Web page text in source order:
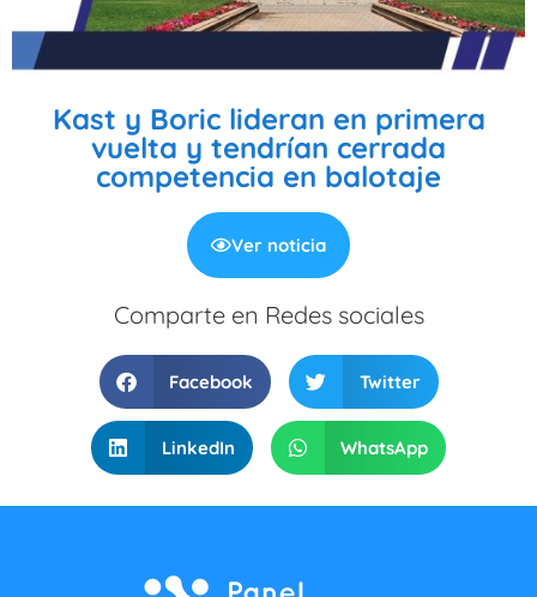
Kast y Boric lideran en primera
vuelta y tendrían cerrada
competencia en balotaje
Ver noticia
Comparte en Redes sociales
Facebook Twitter
LinkedIn WhatsApp